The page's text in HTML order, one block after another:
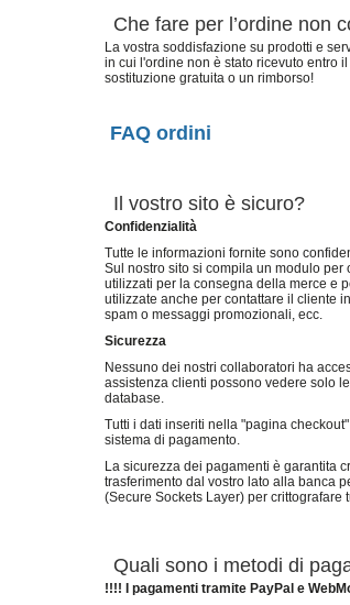
Che fare per l’ordine non
La vostra soddisfazione su prodotti e
in cui l'ordine non è stato ricevuto entro
sostituzione gratuita o un rimborso!
FAQ ordini
Il vostro sito è sicuro?
Confidenzialità
Tutte le informazioni fornite sono
Sul nostro sito si compila un modulo
utilizzati per la consegna della merce e
utilizzate anche per contattare il cliente
spam o messaggi promozionali, ecc.
Sicurezza
Nessuno dei nostri collaboratori ha
assistenza clienti possono vedere solo
database.
Tutti i dati inseriti nella "pagina
sistema di pagamento.
La sicurezza dei pagamenti è garantita
trasferimento dal vostro lato alla banca
(Secure Sockets Layer) per crittografare
Quali sono i metodi di
!!!! I pagamenti tramite PayPal e